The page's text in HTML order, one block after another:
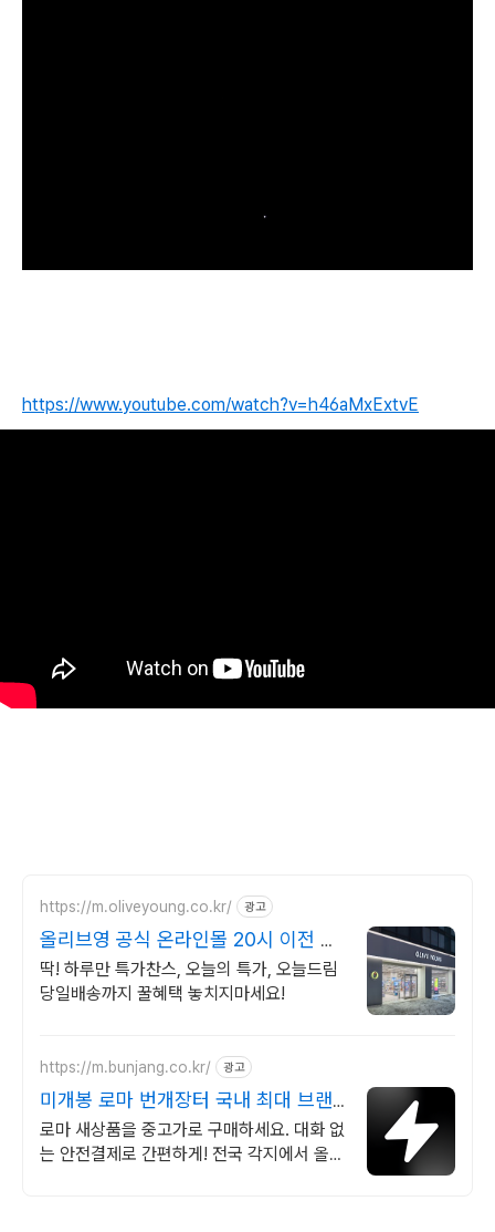
https://www.youtube.com/watch?v=h46aMxExtvE
https://m.oliveyoung.co.kr/ 광고
올리브영 공식 온라인몰 20시 이전 주
문은 오늘드림
딱! 하루만 특가찬스, 오늘의 특가, 오늘드림
당일배송까지 꿀혜택 놓치지마세요!
https://m.bunjang.co.kr/ 광고
미개봉 로마 번개장터 국내 최대 브랜
드 중고거래
로마 새상품을 중고가로 구매하세요. 대화 없
는 안전결제로 간편하게! 전국 각지에서 올라